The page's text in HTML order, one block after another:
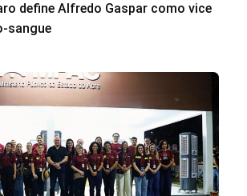
define Alfredo Gaspar como vice
sangue